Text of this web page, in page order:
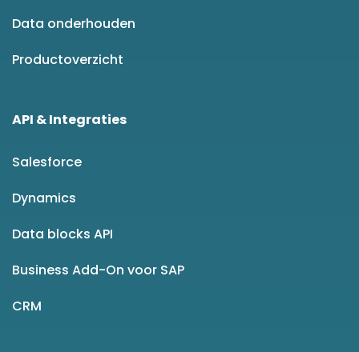
Data onderhouden
Productoverzicht
API & Integraties
Salesforce
Dynamics
Data blocks API
Business Add-On voor SAP
CRM